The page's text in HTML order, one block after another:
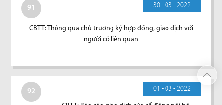
91 30 - 03 - 2022
CBTT: Thông qua chủ trương ký hợp đồng, giao dịch với
người có liên quan
92 01 - 03 - 2022